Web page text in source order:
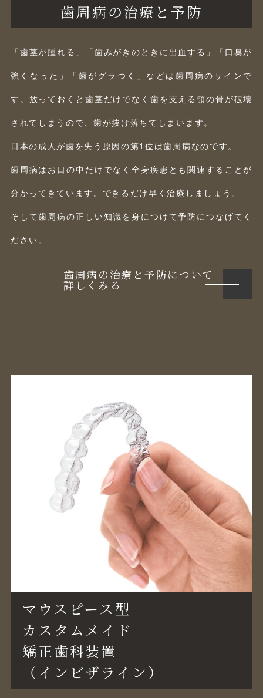
歯周病の治療と予防
「歯茎が腫れる」「歯みがきのときに出血する」「口臭が
強くなった」「歯がグラつく」などは歯周病のサインで
す。放っておくと歯茎だけでなく歯を支える顎の骨が破壊
されてしまうので、歯が抜け落ちてしまいます。
日本の成人が歯を失う原因の第1位は歯周病なのです。
歯周病はお口の中だけでなく全身疾患とも関連することが
分かってきています。できるだけ早く治療しましょう。
そして歯周病の正しい知識を身につけて予防につなげてく
ださい。
歯周病の治療と予防について
詳しくみる
マウスピース型
カスタムメイド
矯正歯科装置
（インビザライン）